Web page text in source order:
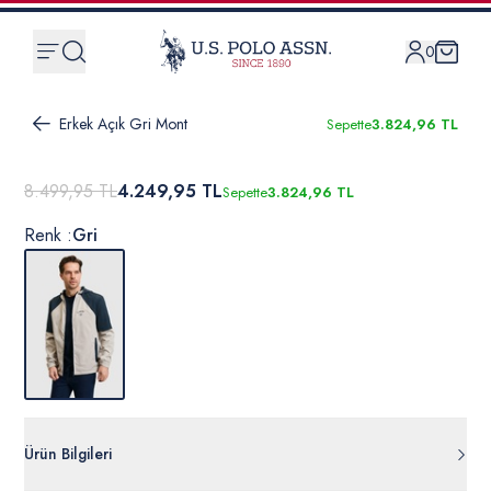
0
Erkek Açık Gri Mont Sepette3.824,96 TL
8.499,95 TL4.249,95 TLSepette3.824,96 TL
Renk :Gri
Ürün Bilgileri